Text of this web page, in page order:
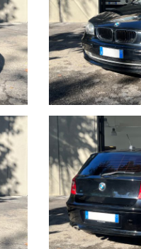
ERRORI O